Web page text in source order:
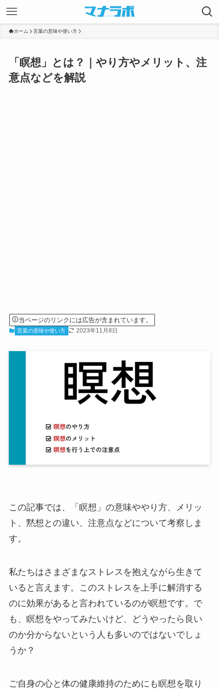
ホーム 言葉の意味や使い方
「瞑想」とは？｜やり方やメリット、注
意点などを解説
当ページのリンクには広告が含まれています。
言葉の意味や使い方 2023年11月8日
この記事では、「瞑想」の意味ややり方、メリッ
ト、黙想との違い、注意点などについて考察しま
す。
私たちはさまざまなストレスを抱えながら生きて
いると言えます。このストレスを上手に解消する
のに効果があると言われているのが瞑想です。で
も、瞑想をやってみたいけど、どうやったら良い
のか分からないという人も多いのではないでしょ
うか？
ご自身の心と体の健康維持のためにも瞑想を取り